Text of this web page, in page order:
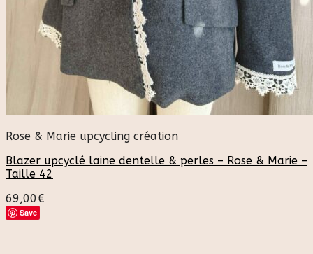
Rose & Marie upcycling création
Blazer upcyclé laine dentelle & perles – Rose & Marie –
Taille 42
69,00€
Save